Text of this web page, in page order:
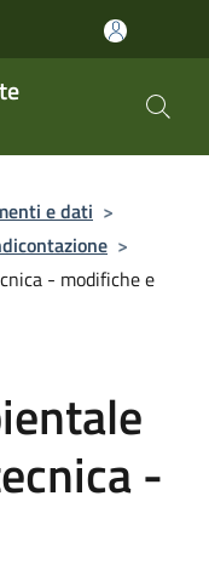
e dati >
>
- modifiche e
-